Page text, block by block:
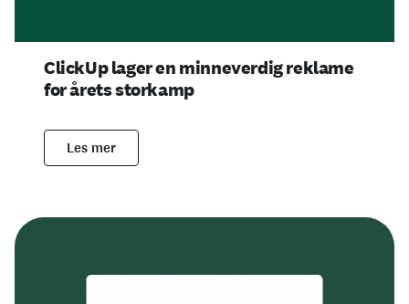
ClickUp lager en minneverdig reklame
for årets storkamp
Les mer